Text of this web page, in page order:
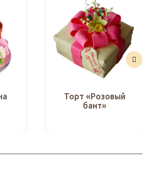
Торт «Розовый
бант»